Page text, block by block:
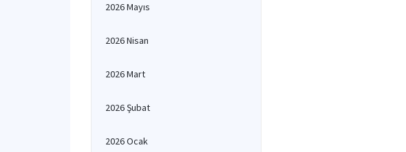
2026 Mayıs
2026 Nisan
2026 Mart
2026 Şubat
2026 Ocak